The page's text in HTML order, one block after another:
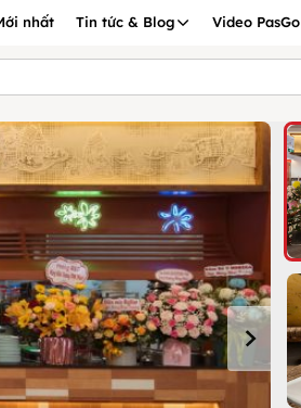
nhất Tin tức & Blog Video PasGo